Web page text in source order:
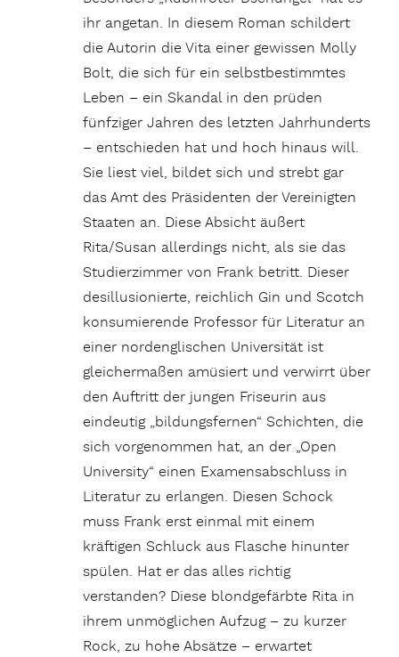
ihr angetan. In diesem Roman schildert
die Autorin die Vita einer gewissen Molly
Bolt, die sich für ein selbstbestimmtes
Leben – ein Skandal in den prüden
fünfziger Jahren des letzten Jahrhunderts
– entschieden hat und hoch hinaus will.
Sie liest viel, bildet sich und strebt gar
das Amt des Präsidenten der Vereinigten
Staaten an. Diese Absicht äußert
Rita/Susan allerdings nicht, als sie das
Studierzimmer von Frank betritt. Dieser
desillusionierte, reichlich Gin und Scotch
konsumierende Professor für Literatur an
einer nordenglischen Universität ist
gleichermaßen amüsiert undverwirrt über
den Auftritt der jungen Friseurin aus
eindeutig „bildungsfernen“ Schichten, die
sich vorgenommen hat, an der „Open
University“ einen Examensabschluss in
Literatur zu erlangen. Diesen Schock
muss Frank erst einmal mit einem
kräftigen Schluck aus Flasche hinunter
spülen. Hat er das alles richtig
verstanden? Diese blondgefärbte Rita in
ihrem unmöglichen Aufzug – zu kurzer
Rock, zu hohe Absätze – erwartet